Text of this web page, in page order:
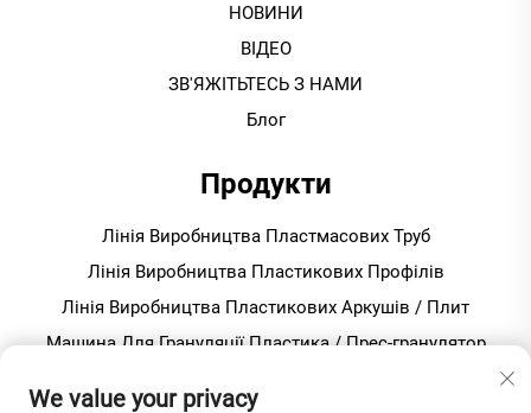
НОВИНИ
ВІДЕО
ЗВ'ЯЖІТЬТЕСЬ З НАМИ
Блог
Продукти
Лінія Виробництва Пластмасових Труб
Лінія Виробництва Пластикових Профілів
Лінія Виробництва Пластикових Аркушів / Плит
Машина Для Грануляції Пластика / Прес-гранулятор
We value your privacy